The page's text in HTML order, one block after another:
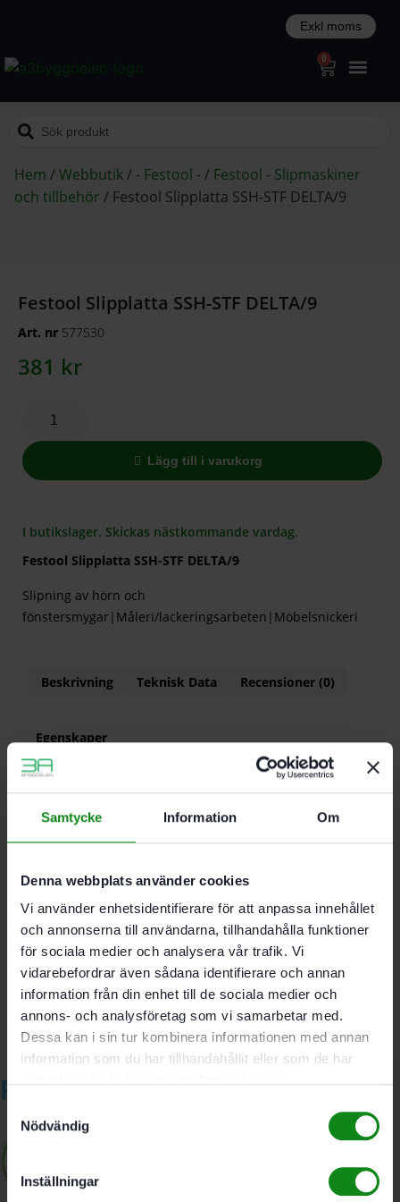
Samtycke Information Om
Denna webbplats använder cookies
Vi använder enhetsidentifierare för att anpassa innehållet
och annonserna till användarna, tillhandahålla funktioner
för sociala medier och analysera vår trafik. Vi
vidarebefordrar även sådana identifierare och annan
information från din enhet till de sociala medier och
annons- och analysföretag som vi samarbetar med.
Dessa kan i sin tur kombinera informationen med annan
information som du har tillhandahållit eller som de har
Nödvändig
Inställningar
0
Hem /Webbutik/ - Festool -/ Festool - Slipmaskiner
och tillbehör / Festool Slipplatta SSH-STF DELTA/9
Festool Slipplatta SSH-STF DELTA/9
Art. nr 577530
381 kr
Lägg till i varukorg
I butikslager. Skickas nästkommande vardag.
Festool Slipplatta SSH-STF DELTA/9
Slipning av hörn och
fönstersmygar|Måleri/lackeringsarbeten|Möbelsnickeri
Beskrivning Teknisk Data Recensioner (0)
Egenskaper
Mått 100 x 150 mm
Det finns inga recensioner än.
Bli först med att recensera ”Festool Slipplatta SSH-STF
DELTA/9”
Du måste varainloggadför att skriva en recension.
Relaterade produkter